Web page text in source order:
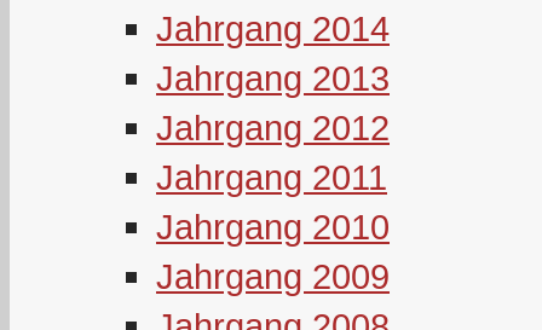
Jahrgang 2014
Jahrgang 2013
Jahrgang 2012
Jahrgang 2011
Jahrgang 2010
Jahrgang 2009